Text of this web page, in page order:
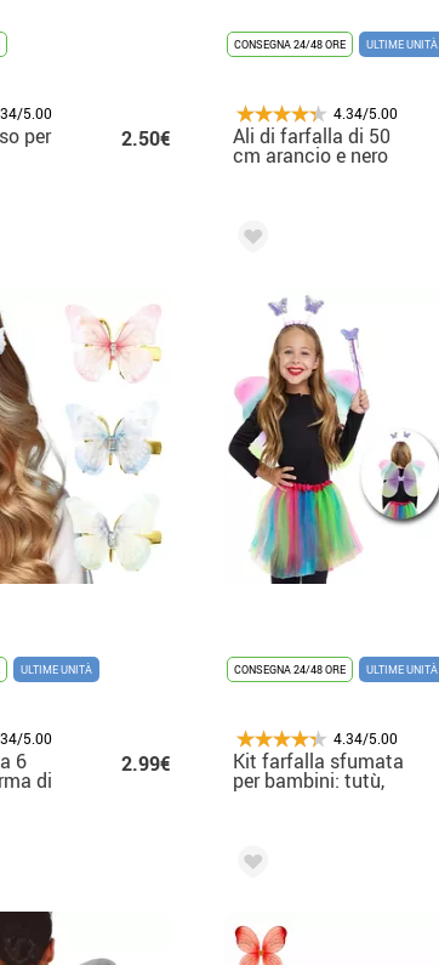
5.00
per 2.50€
CONSEGNA 24/48 ORE ULTIME UNITÀ
4.34/5.00
Ali di farfalla di 50
cm arancio e nero
ULTIME UNITÀ
5.00
6
di
2.99€
CONSEGNA 24/48 ORE ULTIME UNITÀ
4.34/5.00
Kit farfalla sfumata
per bambini: tutù,
fascia per capelli,